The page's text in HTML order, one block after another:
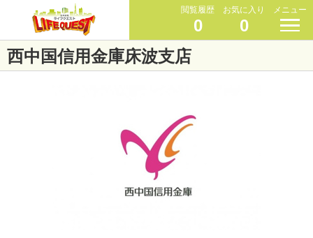
閲覧履歴
0
お気に入り
0
メニュー
西中国信用金庫床波支店